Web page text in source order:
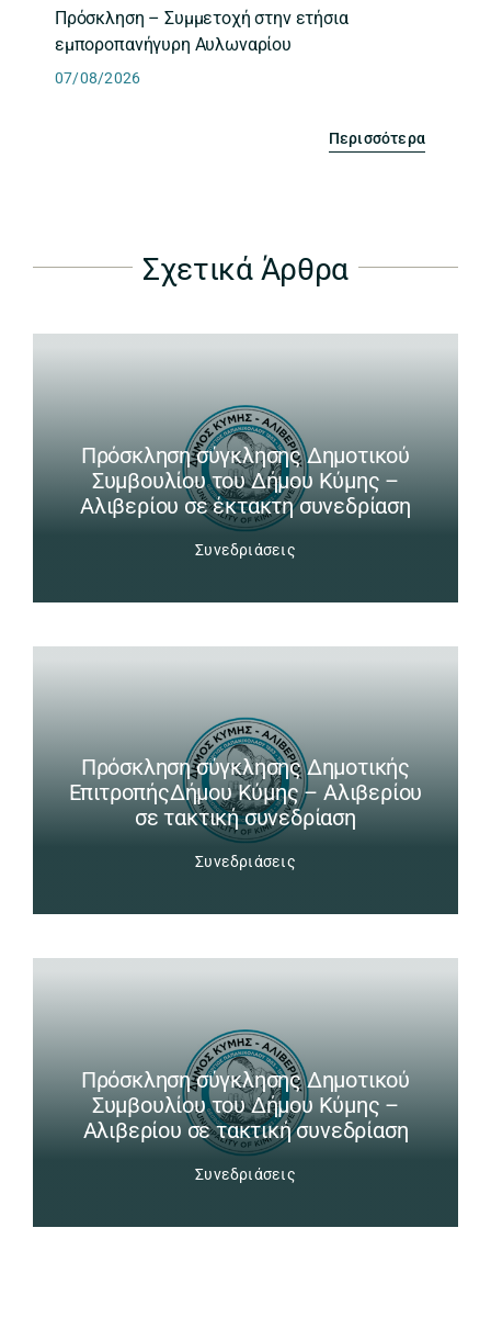
Πρόσκληση – Συμμετοχή στην ετήσια
εμποροπανήγυρη Αυλωναρίου
07/08/2026
Περισσότερα
Σχετικά Άρθρα
Πρόσκληση σύγκλησης Δημοτικού
Συμβουλίου του Δήμου Κύμης –
Αλιβερίου σε έκτακτη συνεδρίαση
Συνεδριάσεις
Πρόσκληση σύγκλησης Δημοτικής
ΕπιτροπήςΔήμου Κύμης – Αλιβερίου
σε τακτική συνεδρίαση
Συνεδριάσεις
Πρόσκληση σύγκλησης Δημοτικού
Συμβουλίου του Δήμου Κύμης –
Αλιβερίου σε τακτική συνεδρίαση
Συνεδριάσεις